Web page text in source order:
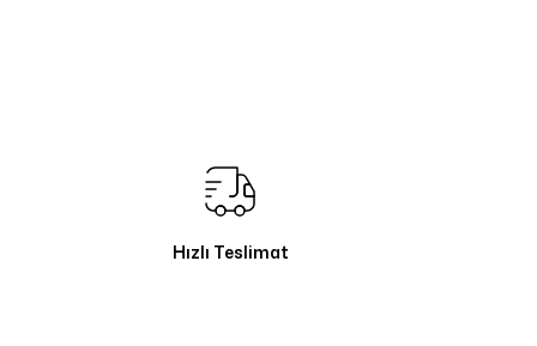
Hızlı Teslimat